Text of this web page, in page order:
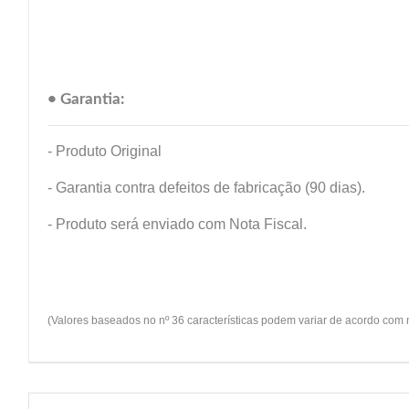
• Garantia:
- Produto Original
- Garantia contra defeitos de fabricação (90 dias).
- Produto será enviado com Nota Fiscal.
(Valores baseados no nº 36 características podem variar de acordo com